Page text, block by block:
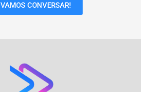
VAMOS CONVERSAR!